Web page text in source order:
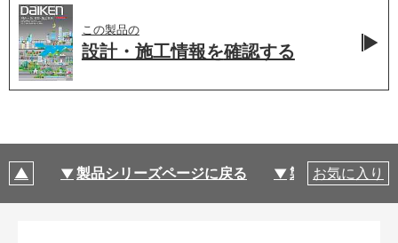
この製品の
設計・施工情報を確認する
製品シリーズページに戻る 製品仕様
お気に入り